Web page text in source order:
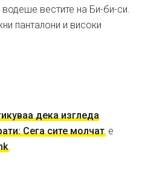
вестите на Би-би-си.
панталони и високи
дека изгледа
Сега сите молчат е
.